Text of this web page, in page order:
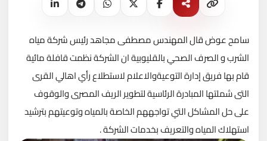
سامح عوض قال المهندس مصطفى مجاهد رئيس شركة مياه
الشرب و الصرف الصحي بالقليوبية ان الشركة نظمت قافلة مائية
قام بها فريق إدارة التوعيةوالاعلام لاستطلاع رأي اهالي القرى
التى شملتها المبادرة الرئاسية لتطوير الريف المصرى والوقوف
على حل المشاكل التي تواجههم الخاصة بالمياه وتوعيتهم بترشيد
استهلاك المياه والتعريف بخدمات الشركة .